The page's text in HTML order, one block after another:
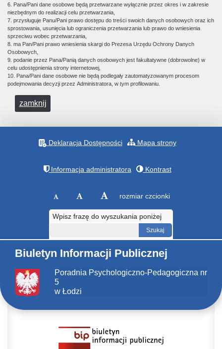
6. Pana/Pani dane osobowe będą przetwarzane wyłącznie przez okres i w zakresie
niezbędnym do realizacji celu przetwarzania,
7. przysługuje Panu/Pani prawo dostępu do treści swoich danych osobowych oraz ich
sprostowania, usunięcia lub ograniczenia przetwarzania lub prawo do wniesienia
sprzeciwu wobec przetwarzania,
8. ma Pan/Pani prawo wniesienia skargi do Prezesa Urzędu Ochrony Danych
Osobowych,
9. podanie przez Pana/Panią danych osobowych jest fakultatywne (dobrowolne) w
celu udostępnienia strony internetowej,
10. Pana/Pani dane osobowe nie będą podlegały zautomatyzowanym procesom
podejmowania decyzji przez Administratora, w tym profilowaniu.
zamknij
Deklaracja Dostępności Mapa strony
Informacja administratora Kontrast
rozmiar czcionki
Wpisz frazę do wyszukania poniżej
Biuletyn Informacji Publicznej
Poradnia Psychologiczno-Pedagogiczna nr
5
w Łodzi